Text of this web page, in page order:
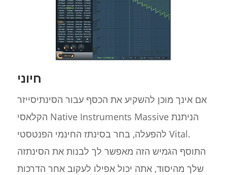
חיוני
אם אינך מוכן להשקיע את הכסף עבור הסינתיסייזר
הקלאסי Native Instruments Massive הניתנת
להפעלה, בחר בסינתז החינמי הפנטסטי Vital.
התוסף הגמיש הזה מאפשר לך לבנות את הסינתזה
שלך מהיסוד, אתה יכול אפילו לעקוב אחר הדרכות